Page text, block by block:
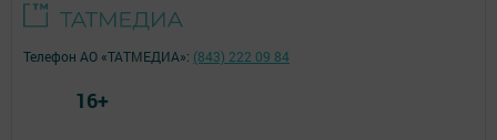
Телефон АО «ТАТМЕДИА»: (843) 222 09 84
16+